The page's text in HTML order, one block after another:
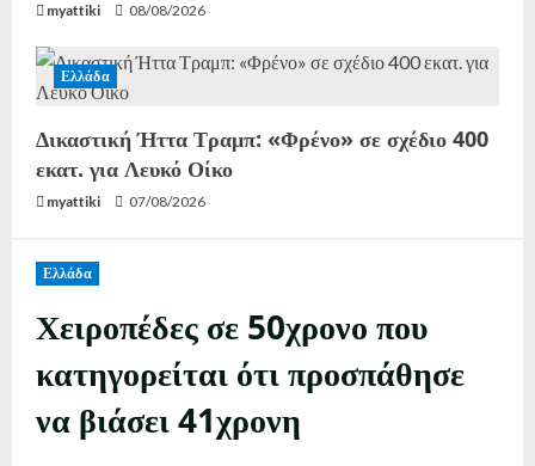
myattiki 08/08/2026
Ελλάδα
Δικαστική Ήττα Τραμπ: «Φρένο» σε σχέδιο 400
εκατ. για Λευκό Οίκο
myattiki 07/08/2026
Ελλάδα
Χειροπέδες σε 50χρονο που
κατηγορείται ότι προσπάθησε
να βιάσει 41χρονη